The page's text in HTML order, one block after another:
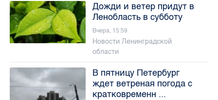
Дожди и ветер придут в
Ленобласть в субботу
Вчера, 15:59
Новости Ленинградской
области
В пятницу Петербург
ждет ветреная погода с
кратковременн ...